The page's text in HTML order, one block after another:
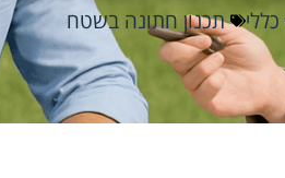
כללי תכנון חתונה בשטח